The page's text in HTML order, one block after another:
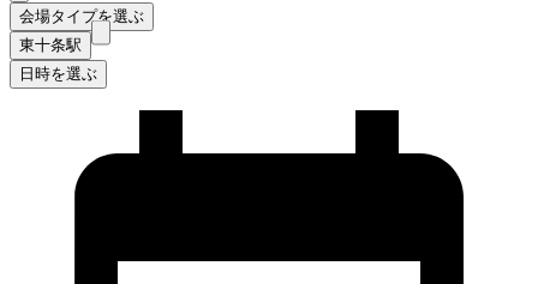
会場タイプを選ぶ
東十条駅
日時を選ぶ